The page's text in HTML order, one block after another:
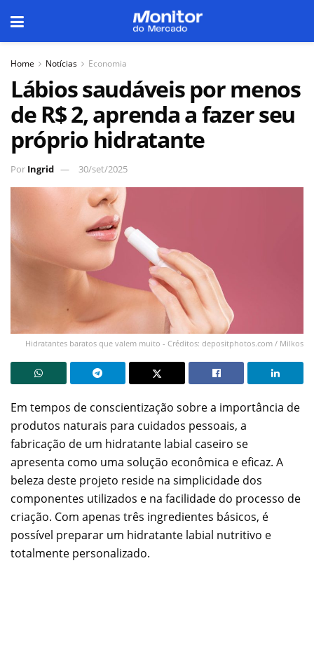
Home Notícias Economia
Lábios saudáveis por menos
de R$ 2, aprenda a fazer seu
próprio hidratante
Por Ingrid 30/set/2025
Hidratantes baratos que valem muito - Créditos: depositphotos.com / Milkos
Em tempos de conscientização sobre a importância de
produtos naturais para cuidados pessoais, a
fabricação de um hidratante labial caseiro se
apresenta como uma solução econômica e eficaz. A
beleza deste projeto reside na simplicidade dos
componentes utilizados e na facilidade do processo de
criação. Com apenas três ingredientes básicos, é
possível preparar um hidratante labial nutritivo e
totalmente personalizado.